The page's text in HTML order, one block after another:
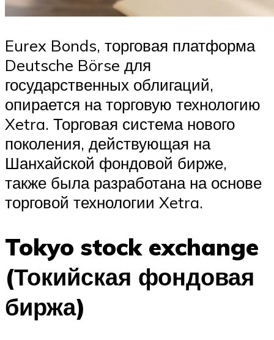
Eurex Bonds, торговая платформа
Deutsche Börse для
государственных облигаций,
опирается на торговую технологию
Xetra. Торговая система нового
поколения, действующая на
Шанхайской фондовой бирже,
также была разработана на основе
торговой технологии Xetra.
Tokyo stock exchange
(Токийская фондовая
биржа)